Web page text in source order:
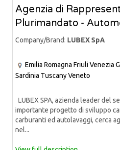
Agenzia di
Plurimandato -
Company/Brand: LUBEX SpA
Emilia Romagna Friuli Venezia
Sardinia TuscanyVeneto
LUBEX SPA, azienda leader del
importante progetto di sviluppo
carburanti ed autolavaggi, cerca
nel...